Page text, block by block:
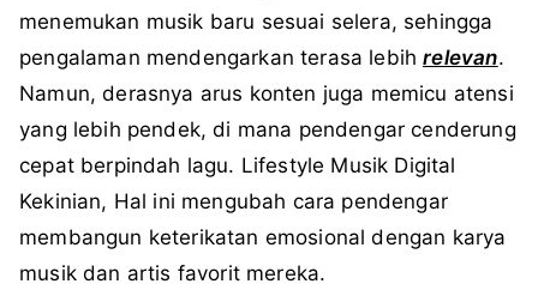
menemukan musik baru sesuai selera, sehingga
pengalaman mendengarkan terasa lebihrelevan.
Namun, derasnya arus konten juga memicu atensi
yang lebih pendek, di mana pendengar cenderung
cepat berpindah lagu. Lifestyle Musik Digital
Kekinian, Hal ini mengubah cara pendengar
membangun keterikatan emosional dengan karya
musik dan artis favorit mereka.